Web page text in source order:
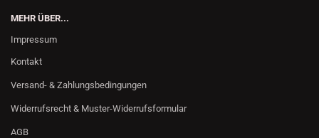
MEHR ÜBER...
Impressum
Kontakt
Versand- & Zahlungsbedingungen
Widerrufsrecht & Muster-Widerrufsformular
AGB